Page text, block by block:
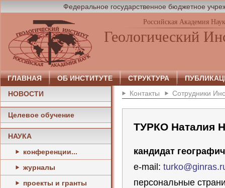
Федеральное государственное бюджетное
Российская Академия Наук
Геологический
ГЛАВНАЯ ОБ ИНСТИТУТЕ СТРУКТУРА
НОВОСТИ
Целевое обучение
НАУКА
конференции...
журналы
проекты и гранты
Контакты Сотрудники
ТУРКО Наталия
кандидат
e-mail:
персональные